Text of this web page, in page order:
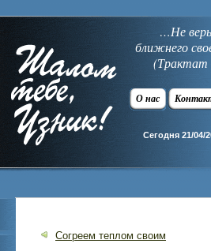
…Не
ближнего
(Трактат
О нас
Сегодня 21/04/
Согреем теплом своим